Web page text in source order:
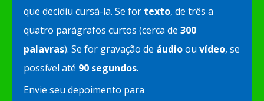
que decidiu cursá-la. Se for texto, de três a
quatro parágrafos curtos (cerca de 300
palavras). Se for gravação de áudioou vídeo, se
possível até 90 segundos.
Envie seu depoimento para